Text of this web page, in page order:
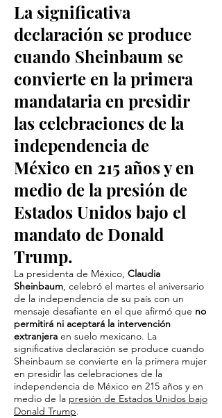
La significativa
declaración se produce
cuando Sheinbaum se
convierte en la primera
mandataria en presidir
las celebraciones de la
independencia de
México en 215 años y en
medio de la presión de
Estados Unidos bajo el
mandato de Donald
Trump.
La presidenta de México, Claudia
Sheinbaum, celebró el martes el aniversario
de la independencia de su país con un
mensaje desafiante en el que afirmó que no
permitirá ni aceptará la intervención
extranjera en suelo mexicano. La
significativa declaración se produce cuando
Sheinbaum se convierte en la primera mujer
en presidir las celebraciones de la
independencia de México en 215 años y en
medio de la presión de Estados Unidos bajo
Donald Trump.